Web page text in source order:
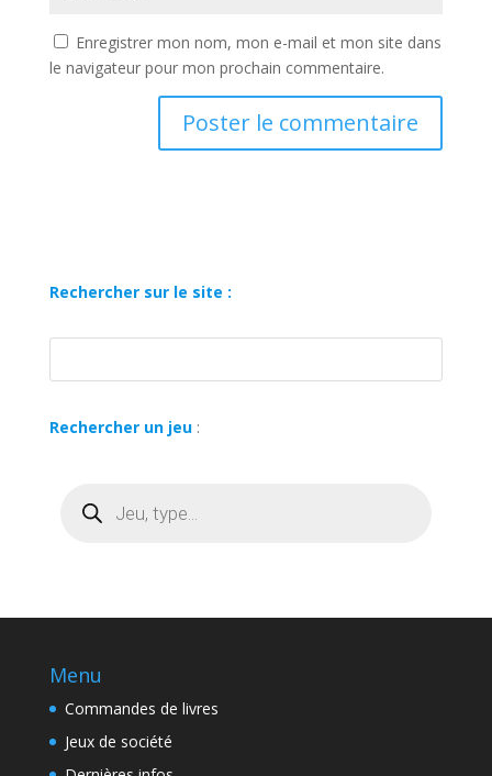
Enregistrer mon nom, mon e-mail et mon site dans
le navigateur pour mon prochain commentaire.
Rechercher sur le site :
Rechercher un jeu:
produits
Menu
Commandes de livres
Jeux de société